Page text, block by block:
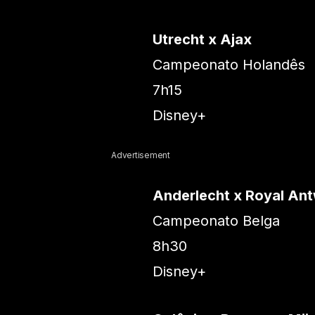
Utrecht x Ajax
Campeonato Holandês
7h15
Disney+
Advertisement
Anderlecht x Royal
Campeonato Belga
8h30
Disney+